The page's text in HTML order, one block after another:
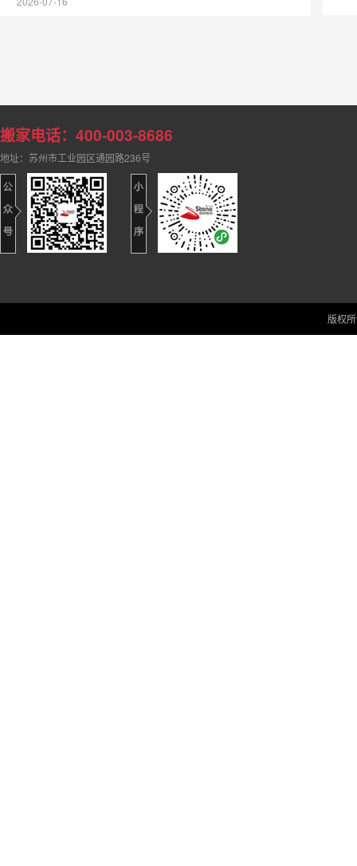
问题就是报价不透明：低价引流、里程乱算、楼层费临时加价、
搬家电话：400-003-8686
地址：苏州市工业园区通园路236号
版权